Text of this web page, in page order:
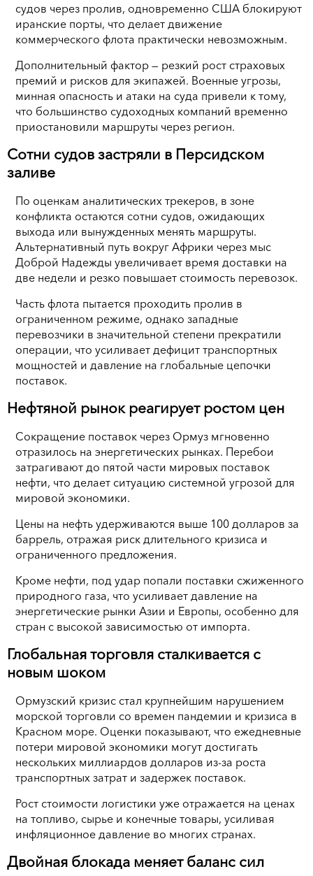
судов через пролив, одновременно США блокируют
иранские порты, что делает движение
коммерческого флота практически невозможным.
Дополнительный фактор — резкий рост страховых
премий и рисков для экипажей. Военные угрозы,
минная опасность и атаки на суда привели к тому,
что большинство судоходных компаний временно
приостановили маршруты через регион.
Сотни судов застряли в Персидском
заливе
По оценкам аналитических трекеров, в зоне
конфликта остаются сотни судов, ожидающих
выхода или вынужденных менять маршруты.
Альтернативный путь вокруг Африки через мыс
Доброй Надежды увеличивает время доставки на
две недели и резко повышает стоимость перевозок.
Часть флота пытается проходить пролив в
ограниченном режиме, однако западные
перевозчики в значительной степени прекратили
операции, что усиливает дефицит транспортных
мощностей и давление на глобальные цепочки
поставок.
Нефтяной рынок реагирует ростом цен
Сокращение поставок через Ормуз мгновенно
отразилось на энергетических рынках. Перебои
затрагивают до пятой части мировых поставок
нефти, что делает ситуацию системной угрозой для
мировой экономики.
Цены на нефть удерживаются выше 100 долларов за
баррель, отражая риск длительного кризиса и
ограниченного предложения.
Кроме нефти, под удар попали поставки сжиженного
природного газа, что усиливает давление на
энергетические рынки Азии и Европы, особенно для
стран с высокой зависимостью от импорта.
Глобальная торговля сталкивается с
новым шоком
Ормузский кризис стал крупнейшим нарушением
морской торговли со времен пандемии и кризиса в
Красном море. Оценки показывают, что ежедневные
потери мировой экономики могут достигать
нескольких миллиардов долларов из-за роста
транспортных затрат и задержек поставок.
Рост стоимости логистики уже отражается на ценах
на топливо, сырье и конечные товары, усиливая
инфляционное давление во многих странах.
Двойная блокада меняет баланс сил